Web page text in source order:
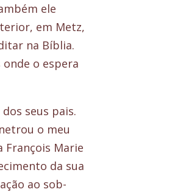
ele
em Metz,
na Bíblia.
o espera
seus pais.
o meu
François Marie
da sua
ao sob-